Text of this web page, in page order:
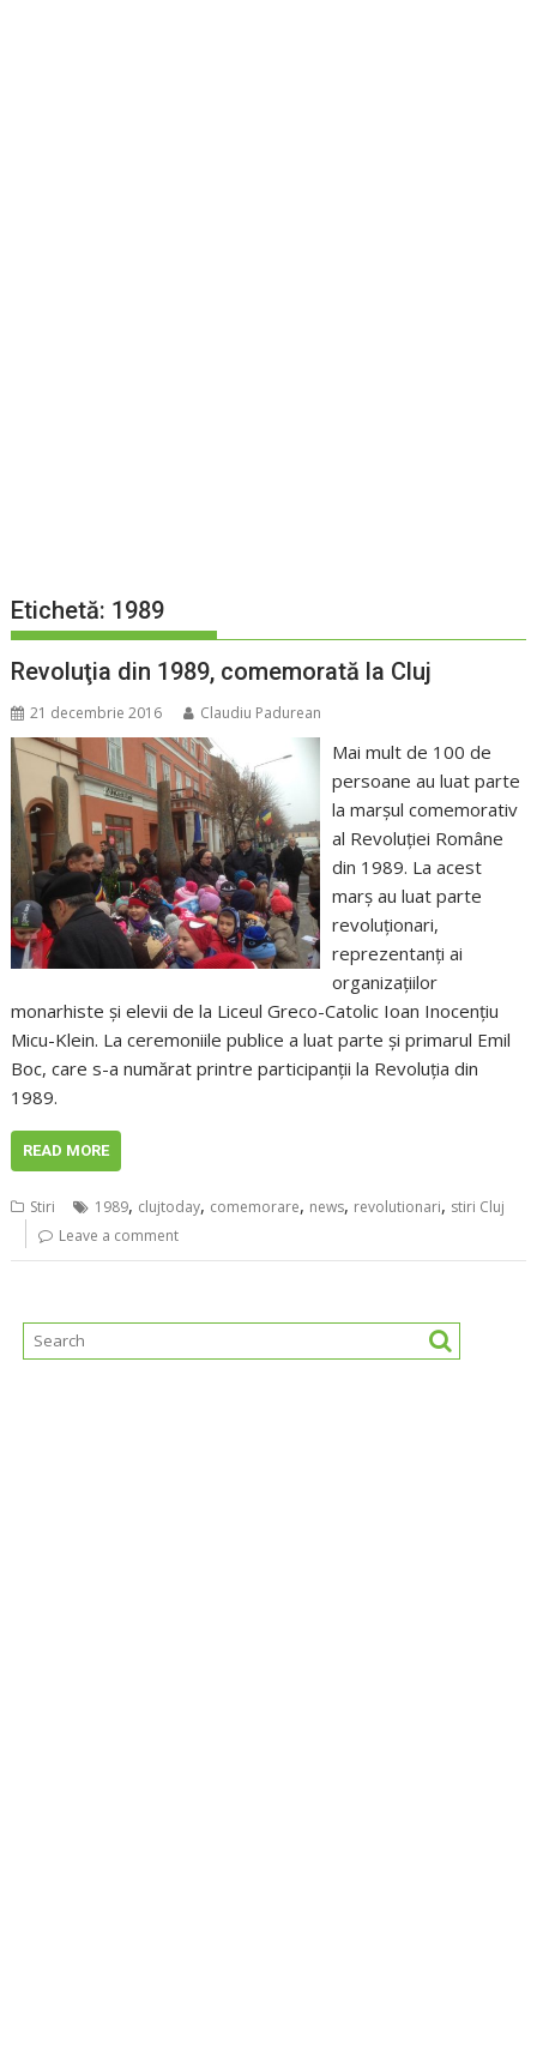
Etichetă: 1989
Revoluţia din 1989, comemorată la Cluj
21 decembrie 2016 Claudiu Padurean
Mai mult de 100 de
persoane au luat parte
la marşul comemorativ
al Revoluţiei Române
din 1989. La acest
marş au luat parte
revoluţionari,
reprezentanţi ai
organizaţiilor
monarhiste şi elevii de la Liceul Greco-Catolic Ioan Inocenţiu
Micu-Klein. La ceremoniile publice a luat parte şi primarul Emil
Boc, care s-a numărat printre participanţii la Revoluţia din
1989.
READ MORE
Stiri 1989, clujtoday, comemorare, news, revolutionari, stiri Cluj
Leave a comment